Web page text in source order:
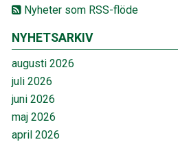
Nyheter som RSS-flöde
NYHETSARKIV
augusti 2026
juli 2026
juni 2026
maj 2026
april 2026